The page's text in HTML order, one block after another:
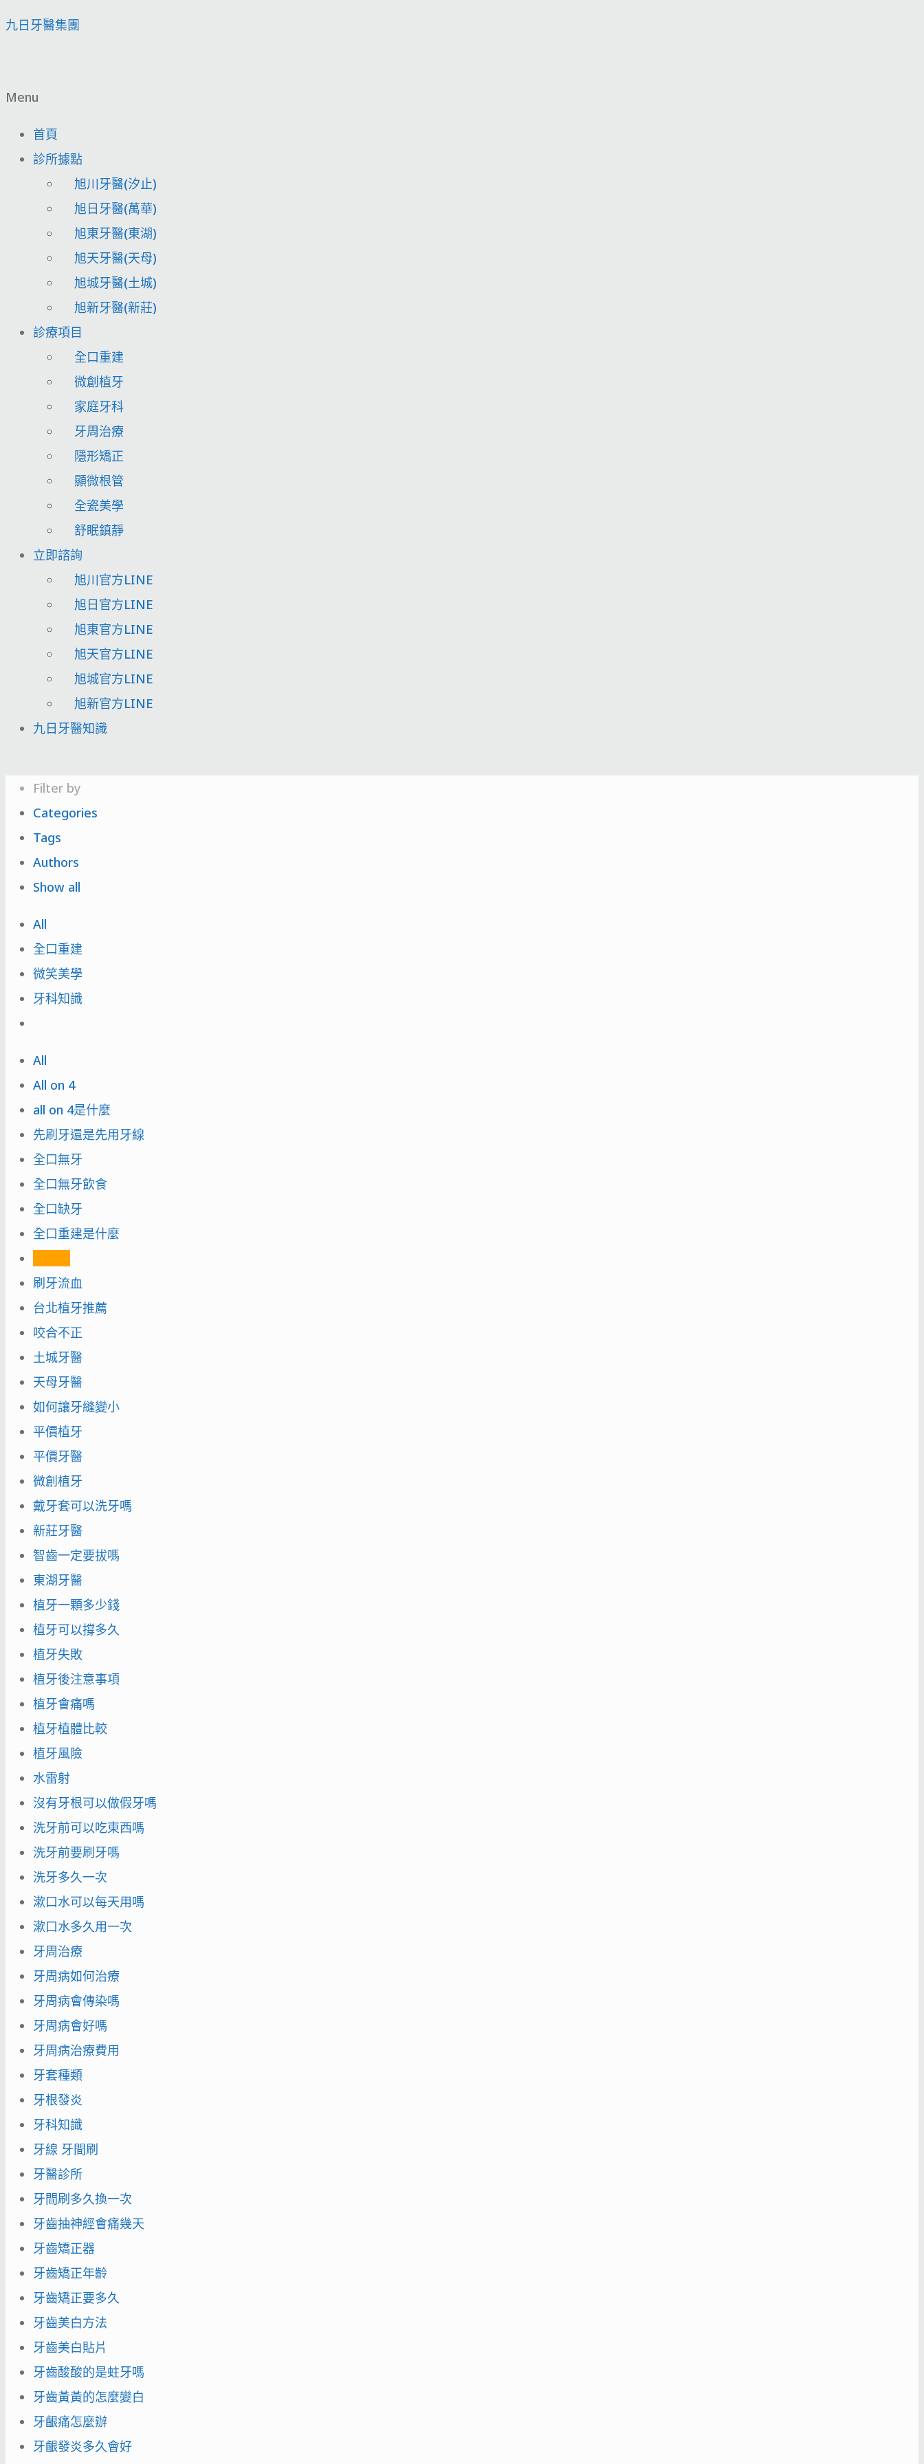
九日牙醫集團
Menu
首頁
診所據點
旭川牙醫(汐止)
旭日牙醫(萬華)
旭東牙醫(東湖)
旭天牙醫(天母)
旭城牙醫(土城)
旭新牙醫(新莊)
診療項目
全口重建
微創植牙
家庭牙科
牙周治療
隱形矯正
顯微根管
全瓷美學
舒眠鎮靜
立即諮詢
旭川官方LINE
旭日官方LINE
旭東官方LINE
旭天官方LINE
旭城官方LINE
旭新官方LINE
九日牙醫知識
Filter by
Categories
Tags
Authors
Show all
All
全口重建
微笑美學
牙科知識
All
All on 4
all on 4是什麼
先刷牙還是先用牙線
全口無牙
全口無牙飲食
全口缺牙
全口重建是什麼
刷牙流血
台北植牙推薦
咬合不正
土城牙醫
天母牙醫
如何讓牙縫變小
平價植牙
平價牙醫
微創植牙
戴牙套可以洗牙嗎
新莊牙醫
智齒一定要拔嗎
東湖牙醫
植牙一顆多少錢
植牙可以撐多久
植牙失敗
植牙後注意事項
植牙會痛嗎
植牙植體比較
植牙風險
水雷射
沒有牙根可以做假牙嗎
洗牙前可以吃東西嗎
洗牙前要刷牙嗎
洗牙多久一次
漱口水可以每天用嗎
漱口水多久用一次
牙周治療
牙周病如何治療
牙周病會傳染嗎
牙周病會好嗎
牙周病治療費用
牙套種類
牙根發炎
牙科知識
牙線 牙間刷
牙醫診所
牙間刷多久換一次
牙齒抽神經會痛幾天
牙齒矯正器
牙齒矯正年齡
牙齒矯正要多久
牙齒美白方法
牙齒美白貼片
牙齒酸酸的是蛀牙嗎
牙齒黃黃的怎麼變白
牙齦痛怎麼辦
牙齦發炎多久會好